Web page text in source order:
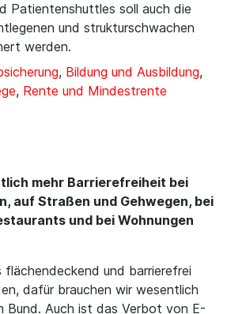
Patientenshuttles soll auch die
und strukturschwachen
werden.
, Bildung und Ausbildung,
, Rente und Mindestrente
mehr Barrierefreiheit bei
auf Straßen und Gehwegen, bei
und bei Wohnungen
flächendeckend und barrierefrei
dafür brauchen wir wesentlich
Bund. Auch ist das Verbot von E-